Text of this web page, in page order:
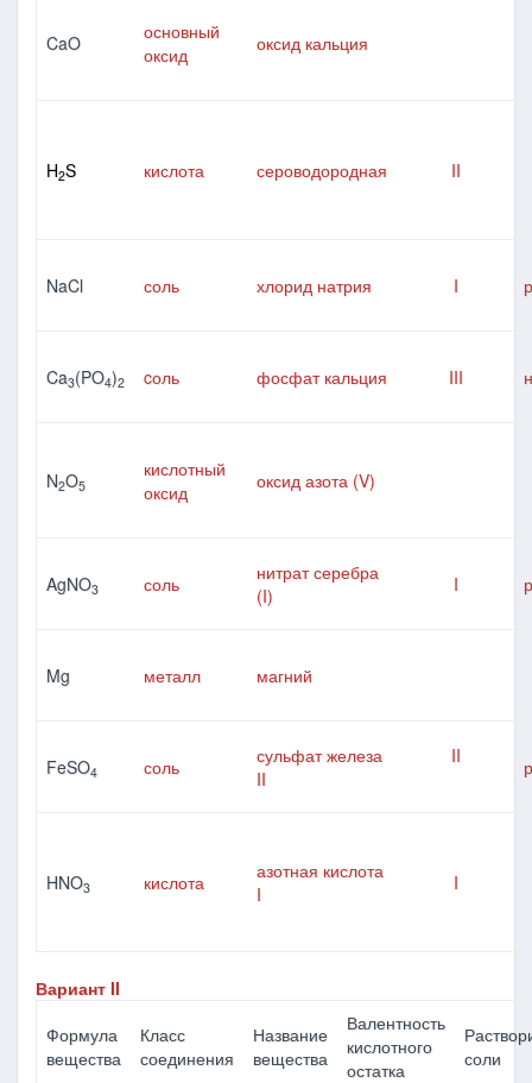
CaO
основный
оксид
оксид кальция
H2S кислота сероводородная II
NaCl соль хлорид натрия I
Ca3(PO4)2 cоль фосфат кальция III
N2O5
кислотный
оксид
оксид азота (V)
AgNO3 соль
нитрат серебра
(I)
I
Mg металл магний
FeSO4 соль
сульфат железа
II
II
HNO3 кислота
азотная кислота
I
I
Вариант II
Формула
вещества
Класс
соединения
Название
вещества
Валентность
кислотного
остатка
соли